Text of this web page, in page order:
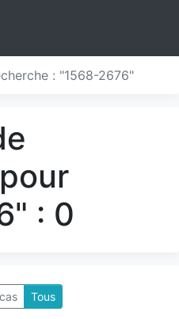
: "1568-2676"
: 0
Tous